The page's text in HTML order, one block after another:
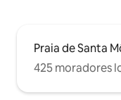
Praia de Santa
425 moradores